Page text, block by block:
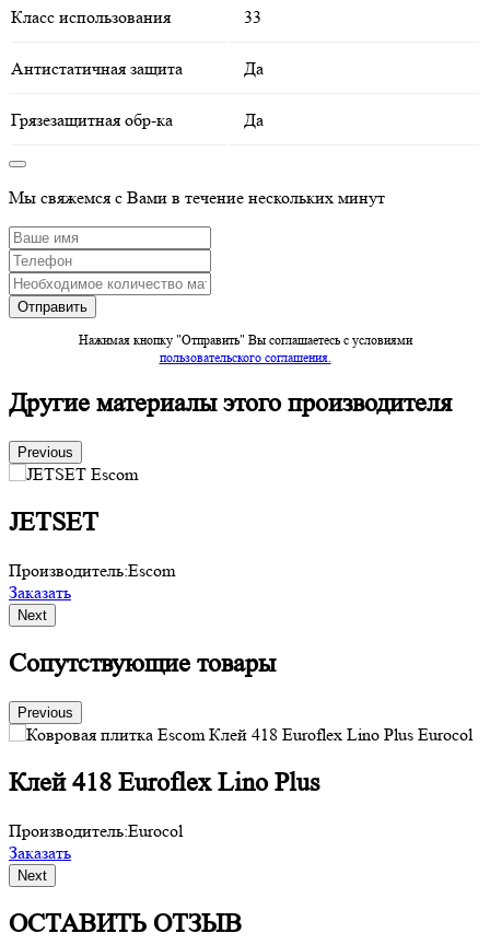
Класс использования 33
Антистатичная защита Да
Грязезащитная обр-ка Да
Мы свяжемся с Вами в течение нескольких минут
Нажимая кнопку "Отправить" Вы соглашаетесь c условиями
пользовательского соглашения.
Другие материалы этого производителя
Previous
JETSET
Производитель:Escom
Заказать
Next
Сопутствующие товары
Previous
Клей 418 Euroflex Lino Plus
Производитель:Eurocol
Заказать
Next
ОСТАВИТЬ ОТЗЫВ